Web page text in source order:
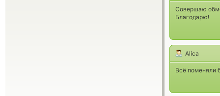
Совершаю
Благодарю!
Alica
Всё поменяли